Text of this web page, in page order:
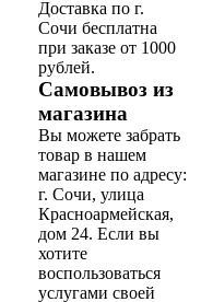
Доставка по г.
Сочи бесплатна
при заказе от 1000
рублей.
Самовывоз из
магазина
Вы можете забрать
товар в нашем
магазине по адресу:
г. Сочи, улица
Красноармейская,
дом 24. Если вы
хотите
воспользоваться
услугами своей